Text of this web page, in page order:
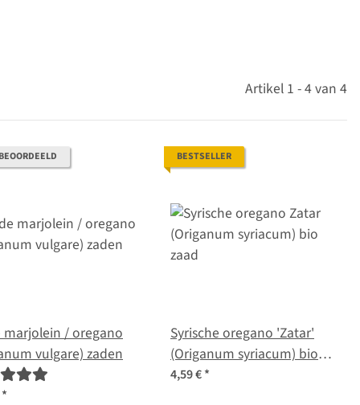
Artikel 1 - 4 van 4
marjolein / oregano
vulgare) zaden
*
BESTSELLER
Syrische oregano 'Zatar'
(Origanum syriacum) bio
zaad
4,59 €*